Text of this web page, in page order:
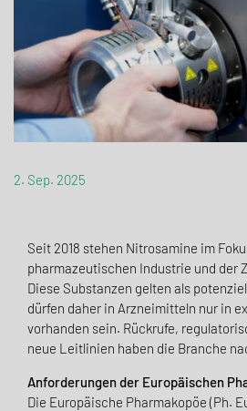
2. Sep. 2025
Seit 2018 stehen Nitrosamine im
pharmazeutischen Industrie und der
Diese Substanzen gelten als
dürfen daher in Arzneimitteln nur in
vorhanden sein. Rückrufe,
neue Leitlinien haben die Branche
Anforderungen der Europäischen
Die Europäische Pharmakopöe (Ph.